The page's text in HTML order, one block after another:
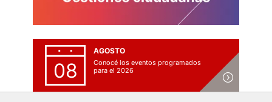
08
AGOSTO
Conocé los eventos programados
para el 2026